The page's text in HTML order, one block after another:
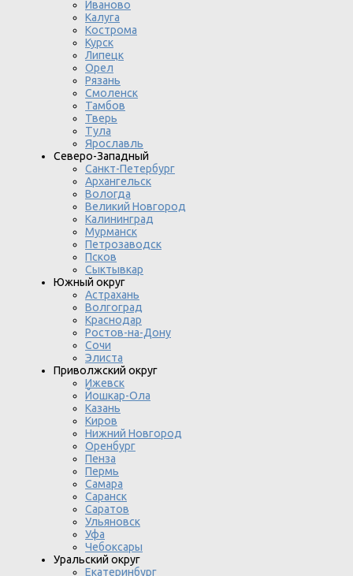
Иваново
Калуга
Кострома
Курск
Липецк
Орел
Рязань
Смоленск
Тамбов
Тверь
Тула
Ярославль
Северо-Западный
Санкт-Петербург
Архангельск
Вологда
Великий Новгород
Калининград
Мурманск
Петрозаводск
Псков
Сыктывкар
Южный округ
Астрахань
Волгоград
Краснодар
Ростов-на-Дону
Сочи
Элиста
Приволжский округ
Ижевск
Йошкар-Ола
Казань
Киров
Нижний Новгород
Оренбург
Пенза
Пермь
Самара
Саранск
Саратов
Ульяновск
Уфа
Чебоксары
Уральский округ
Екатеринбург